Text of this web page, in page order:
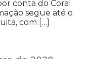
conta do Coral
segue até o
com […]